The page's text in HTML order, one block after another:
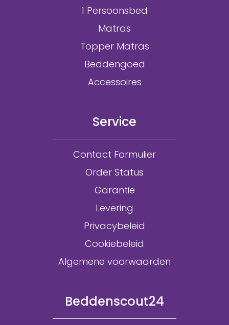
1 Persoonsbed
Matras
Topper Matras
Beddengoed
Accessoires
Service
Contact Formulier
Order Status
Garantie
Levering
Privacybeleid
Cookiebeleid
Algemene voorwaarden
Beddenscout24